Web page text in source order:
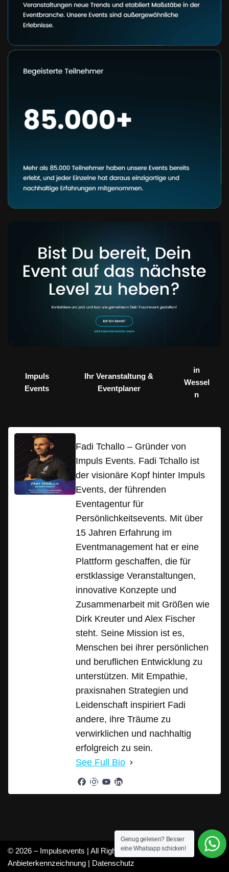
Impuls
Events
Ihr Veranstaltung &
Eventplaner
in
Wessel
n
Fadi Tchallo – Gründer von
Impuls Events. Fadi Tchallo ist
der visionäre Kopf hinter Impuls
Events, der führenden
Eventagentur für
Persönlichkeitsevents. Mit über
15 Jahren Erfahrung im
Eventmanagement hat er eine
Plattform geschaffen, die für
erstklassige Veranstaltungen,
innovative Konzepte und
Zusammenarbeit mit Größen wie
Dirk Kreuter und Alex Fischer
steht. Seine Mission ist es,
Menschen bei ihrer persönlichen
und beruflichen Entwicklung zu
unterstützen. Mit Empathie,
praxisnahen Strategien und
Leidenschaft inspiriert Fadi
andere, ihre Träume zu
verwirklichen und nachhaltig
erfolgreich zu sein.
See Full Bio
© 2026 – Impulsevents | All Rights Reserved |
Anbieterkennzeichnung | Datenschutz
Genug gelesen? Besser
eine Whatsapp schicken!